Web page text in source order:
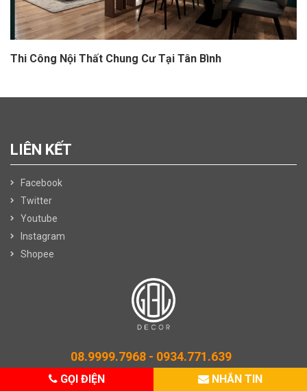
Thi Công Nội Thất Chung Cư Tại Tân Bình
LIÊN KẾT
Facebook
Twitter
Youtube
Instagram
Shopee
08.9999.7968 - 0934.771.639
Email: congtybienlong@gmail.com
GỌI ĐIỆN NHẮN TIN